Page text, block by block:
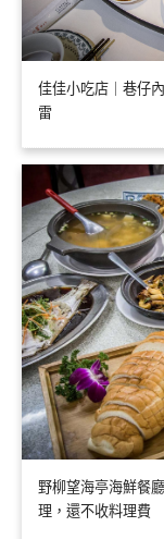
佳佳小吃店｜巷仔
雷
野柳望海亭海鮮餐
理，還不收料理費